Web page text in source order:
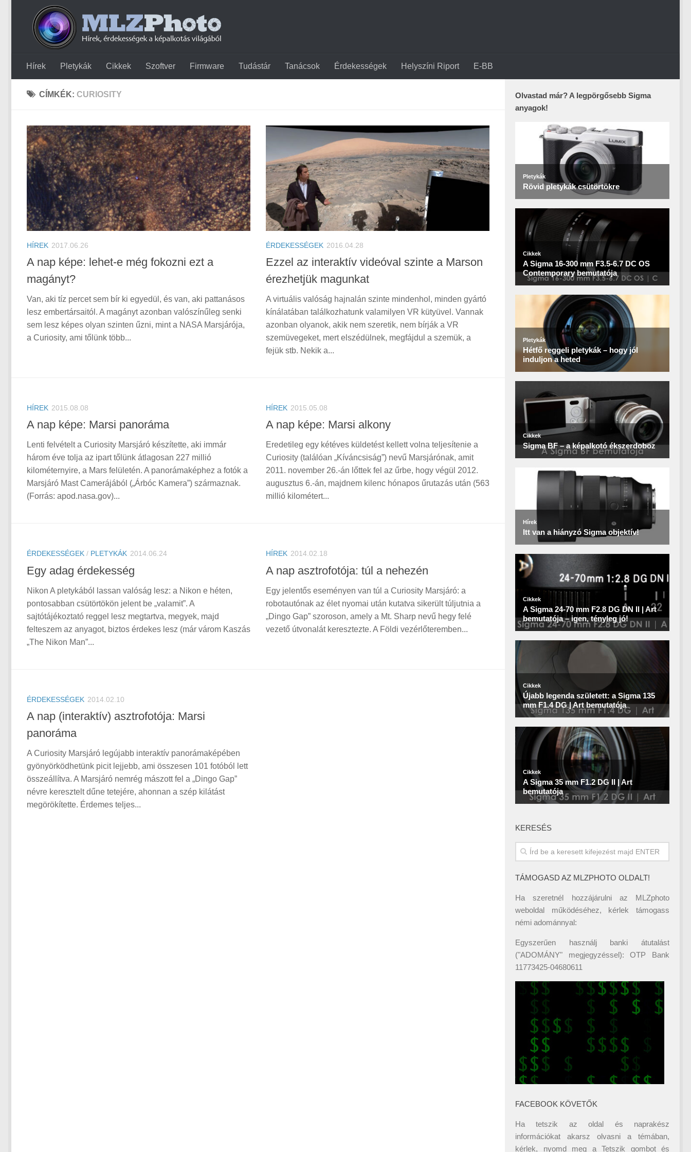
Hírek Pletykák Cikkek Szoftver Firmware Tudástár Tanácsok Érdekességek Helyszíni Riport E-BB
CÍMKÉK: CURIOSITY
HÍREK 2017.06.26
A nap képe: lehet-e még fokozni ezt a
magányt?
Van, aki tíz percet sem bír ki egyedül, és van, aki pattanásos
lesz embertársaitól. A magányt azonban valószínűleg senki
sem lesz képes olyan szinten űzni, mint a NASA Marsjárója,
a Curiosity, ami tőlünk több...
ÉRDEKESSÉGEK 2016.04.28
Ezzel az interaktív videóval szinte a Marson
érezhetjük magunkat
A virtuális valóság hajnalán szinte mindenhol, minden gyártó
kínálatában találkozhatunk valamilyen VR kütyüvel. Vannak
azonban olyanok, akik nem szeretik, nem bírják a VR
szemüvegeket, mert elszédülnek, megfájdul a szemük, a
fejük stb. Nekik a...
HÍREK 2015.08.08
A nap képe: Marsi panoráma
Lenti felvételt a Curiosity Marsjáró készítette, aki immár
három éve tolja az ipart tőlünk átlagosan 227 millió
kilométernyire, a Mars felületén. A panorámaképhez a fotók a
Marsjáró Mast Camerájából („Árbóc Kamera”) származnak.
(Forrás: apod.nasa.gov)...
HÍREK 2015.05.08
A nap képe: Marsi alkony
Eredetileg egy kétéves küldetést kellett volna teljesítenie a
Curiosity (találóan „Kíváncsiság”) nevű Marsjárónak, amit
2011. november 26.-án lőttek fel az űrbe, hogy végül 2012.
augusztus 6.-án, majdnem kilenc hónapos űrutazás után (563
millió kilométert...
ÉRDEKESSÉGEK / PLETYKÁK 2014.06.24
Egy adag érdekesség
Nikon A pletykából lassan valóság lesz: a Nikon e héten,
pontosabban csütörtökön jelent be „valamit”. A
sajtótájékoztató reggel lesz megtartva, megyek, majd
felteszem az anyagot, biztos érdekes lesz (már várom Kaszás
„The Nikon Man”...
HÍREK 2014.02.18
A nap asztrofotója: túl a nehezén
Egy jelentős eseményen van túl a Curiosity Marsjáró: a
robotautónak az élet nyomai után kutatva sikerült túljutnia a
„Dingo Gap” szoroson, amely a Mt. Sharp nevű hegy felé
vezető útvonalát keresztezte. A Földi vezérlőteremben...
ÉRDEKESSÉGEK 2014.02.10
A nap (interaktív) asztrofotója: Marsi
panoráma
A Curiosity Marsjáró legújabb interaktív panorámaképében
gyönyörködhetünk picit lejjebb, ami összesen 101 fotóból lett
összeállítva. A Marsjáró nemrég mászott fel a „Dingo Gap”
névre keresztelt dűne tetejére, ahonnan a szép kilátást
megörökítette. Érdemes teljes...
Olvastad már? A legpörgősebb Sigma
anyagok!
KERESÉS
TÁMOGASD AZ MLZPHOTO OLDALT!
Ha szeretnél hozzájárulni az MLZphoto
weboldal működéséhez, kérlek támogass
némi adománnyal:
Egyszerűen használj banki átutalást
("ADOMÁNY" megjegyzéssel): OTP Bank
11773425-04680611
FACEBOOK KÖVETŐK
Ha tetszik az oldal és naprakész
információkat akarsz olvasni a témában,
kérlek, nyomd meg a Tetszik gombot és